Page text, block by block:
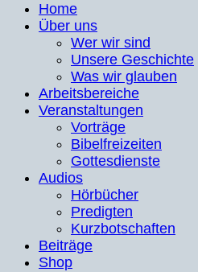
Home
Über uns
Wer wir sind
Unsere Geschichte
Was wir glauben
Arbeitsbereiche
Veranstaltungen
Vorträge
Bibelfreizeiten
Gottesdienste
Audios
Hörbücher
Predigten
Kurzbotschaften
Beiträge
Shop